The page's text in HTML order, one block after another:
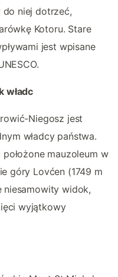
do niej dotrzeć,
Kotoru. Stare
jest wpisane
władc
Niegosz jest
władcy państwa.
mauzoleum w
góry Lovćen (1749 m
niesamowity widok,
wyjątkowy